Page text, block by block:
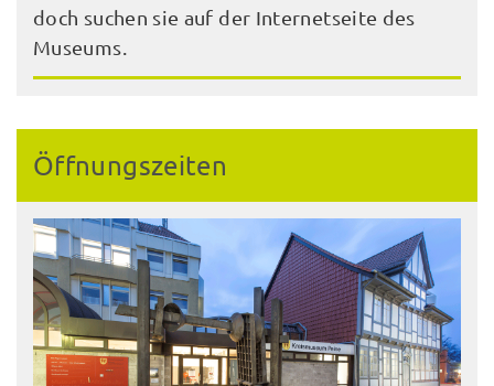
doch suchen sie auf der Internetseite des
Museums.
Öffnungszeiten